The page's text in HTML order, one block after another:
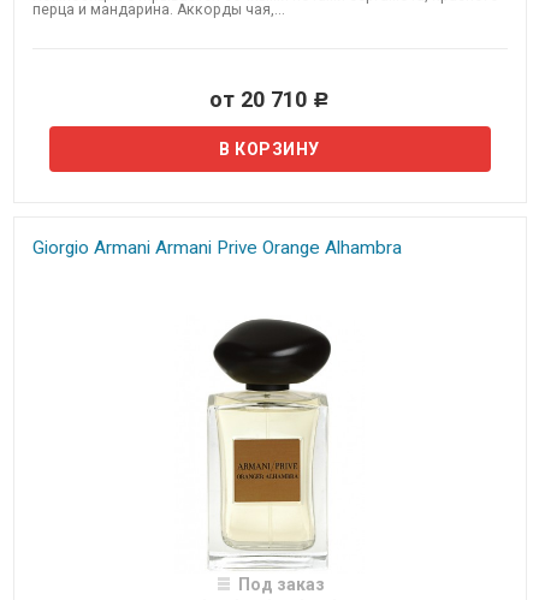
перца и мандарина. Аккорды чая,...
от 20 710 Р
Giorgio Armani Armani Prive Orange Alhambra
Под заказ